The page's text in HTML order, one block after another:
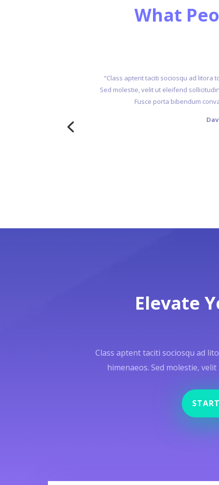
What
“Class aptent taciti sociosqu ad litora
Sed molestie, velit ut eleifend
Fusce porta bibendum
Elevate
Class aptent taciti sociosqu ad
himenaeos. Sed molestie,